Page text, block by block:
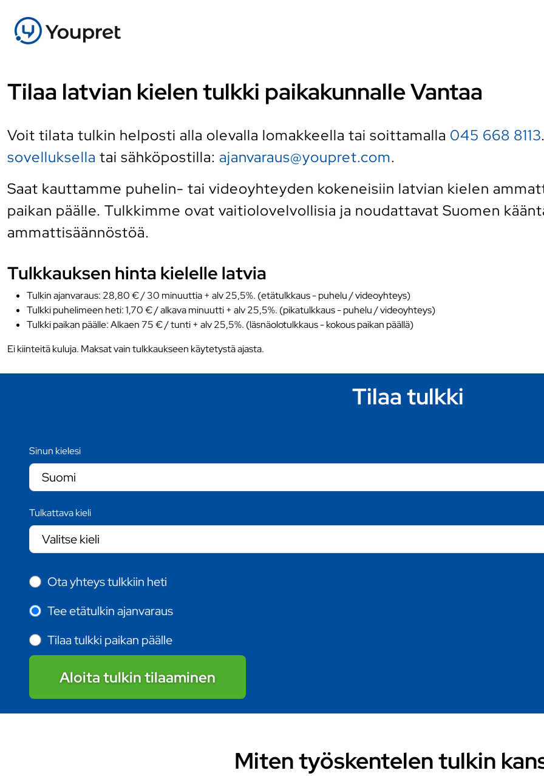
Tilaa latvian kielen tulkki paikakunnalle Vantaa
Voit tilata tulkin helposti alla olevalla lomakkeella tai soittamalla 045 668 8113
sovelluksella tai sähköpostilla: ajanvaraus@youpret.com.
Saat kauttamme puhelin- tai videoyhteyden kokeneisiin latvian kielen
paikan päälle. Tulkkimme ovat vaitiolovelvollisia ja noudattavat Suomen
ammattisäännöstöä.
Tulkkauksen hinta kielelle latvia
Tulkin ajanvaraus: 28,80 € / 30 minuuttia + alv 25,5%. (etätulkkaus - puhelu / videoyhteys)
Tulkki puhelimeen heti: 1,70 € / alkava minuutti + alv 25,5%. (pikatulkkaus - puhelu / videoyhteys)
Tulkki paikan päälle: Alkaen 75 € / tunti + alv 25,5%. (läsnäolotulkkaus - kokous paikan päällä)
Ei kiinteitä kuluja. Maksat vain tulkkaukseen käytetystä ajasta.
Tilaa tulkki
Sinun kielesi
Tulkattava kieli
Ota yhteys tulkkiin heti
Tee etätulkin ajanvaraus
Tilaa tulkki paikan päälle
Aloita tulkin tilaaminen
Miten työskentelen tulkin